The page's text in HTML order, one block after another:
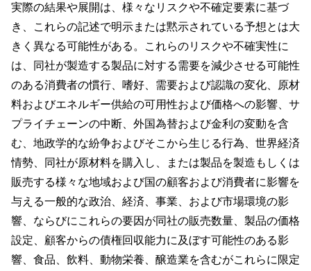
実際の結果や展開は、様々なリスクや不確定要素に基づ
き、これらの記述で明示または黙示されている予想とは大
きく異なる可能性がある。これらのリスクや不確実性に
は、同社が製造する製品に対する需要を減少させる可能性
のある消費者の慣行、嗜好、需要および認識の変化、原材
料およびエネルギー供給の可用性および価格への影響、サ
プライチェーンの中断、外国為替および金利の変動を含
む、地政学的な紛争およびそこから生じる行為、世界経済
情勢、同社が原材料を購入し、または製品を製造もしくは
販売する様々な地域および国の顧客および消費者に影響を
与える一般的な政治、経済、事業、および市場環境の影
響、ならびにこれらの要因が同社の販売数量、製品の価格
設定、顧客からの債権回収能力に及ぼす可能性のある影
響、食品、飲料、動物栄養、醸造業を含むがこれらに限定